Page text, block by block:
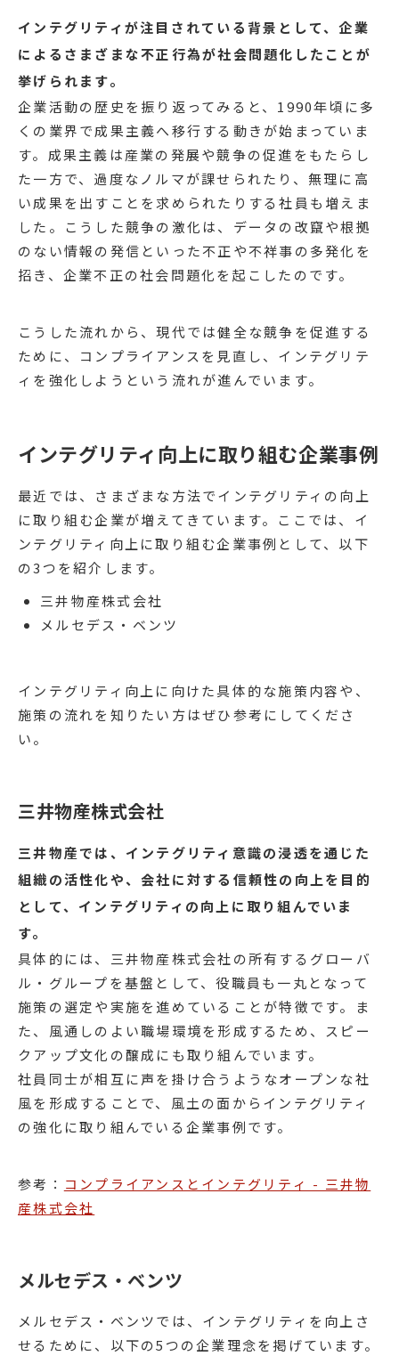
インテグリティが注目されている背景として、企業
によるさまざまな不正行為が社会問題化したことが
挙げられます。
企業活動の歴史を振り返ってみると、1990年頃に多
くの業界で成果主義へ移行する動きが始まっていま
す。成果主義は産業の発展や競争の促進をもたらし
た一方で、過度なノルマが課せられたり、無理に高
い成果を出すことを求められたりする社員も増えま
した。こうした競争の激化は、データの改竄や根拠
のない情報の発信といった不正や不祥事の多発化を
招き、企業不正の社会問題化を起こしたのです。
こうした流れから、現代では健全な競争を促進する
ために、コンプライアンスを見直し、インテグリテ
ィを強化しようという流れが進んでいます。
インテグリティ向上に取り組む企業事例
最近では、さまざまな方法でインテグリティの向上
に取り組む企業が増えてきています。ここでは、イ
ンテグリティ向上に取り組む企業事例として、以下
の3つを紹介します。
三井物産株式会社
メルセデス・ベンツ
インテグリティ向上に向けた具体的な施策内容や、
施策の流れを知りたい方はぜひ参考にしてくださ
い。
三井物産株式会社
三井物産では、インテグリティ意識の浸透を通じた
組織の活性化や、会社に対する信頼性の向上を目的
として、インテグリティの向上に取り組んでいま
す。
具体的には、三井物産株式会社の所有するグローバ
ル・グループを基盤として、役職員も一丸となって
施策の選定や実施を進めていることが特徴です。ま
た、風通しのよい職場環境を形成するため、スピー
クアップ文化の醸成にも取り組んでいます。
社員同士が相互に声を掛け合うようなオープンな社
風を形成することで、風土の面からインテグリティ
の強化に取り組んでいる企業事例です。
参考： コンプライアンスとインテグリティ - 三井物
産株式会社
メルセデス・ベンツ
メルセデス・ベンツでは、インテグリティを向上さ
せるために、以下の5つの企業理念を掲げています。